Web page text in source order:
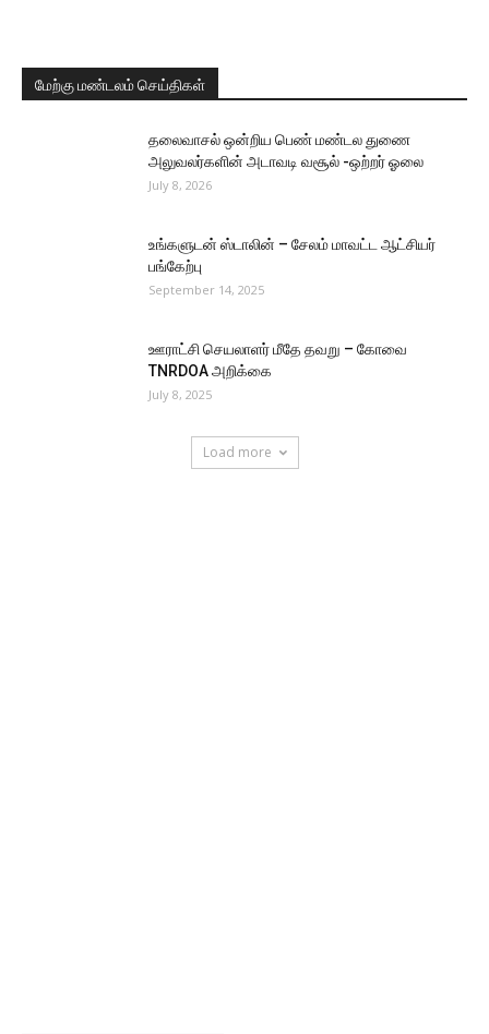
மேற்கு மண்டலம் செய்திகள்
தலைவாசல் ஒன்றிய பெண் மண்டல துணை
அலுவலர்களின் அடாவடி வசூல் -ஒற்றர் ஓலை
July 8, 2026
உங்களுடன் ஸ்டாலின் – சேலம் மாவட்ட ஆட்சியர்
பங்கேற்பு
September 14, 2025
ஊராட்சி செயலாளர் மீதே தவறு – கோவை
TNRDOA அறிக்கை
July 8, 2025
Load more